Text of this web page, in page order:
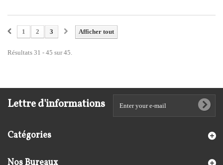
Afficher tout
1 2 3
Résultats 31 - 45 sur 45.
Lettre d'informations
Catégories